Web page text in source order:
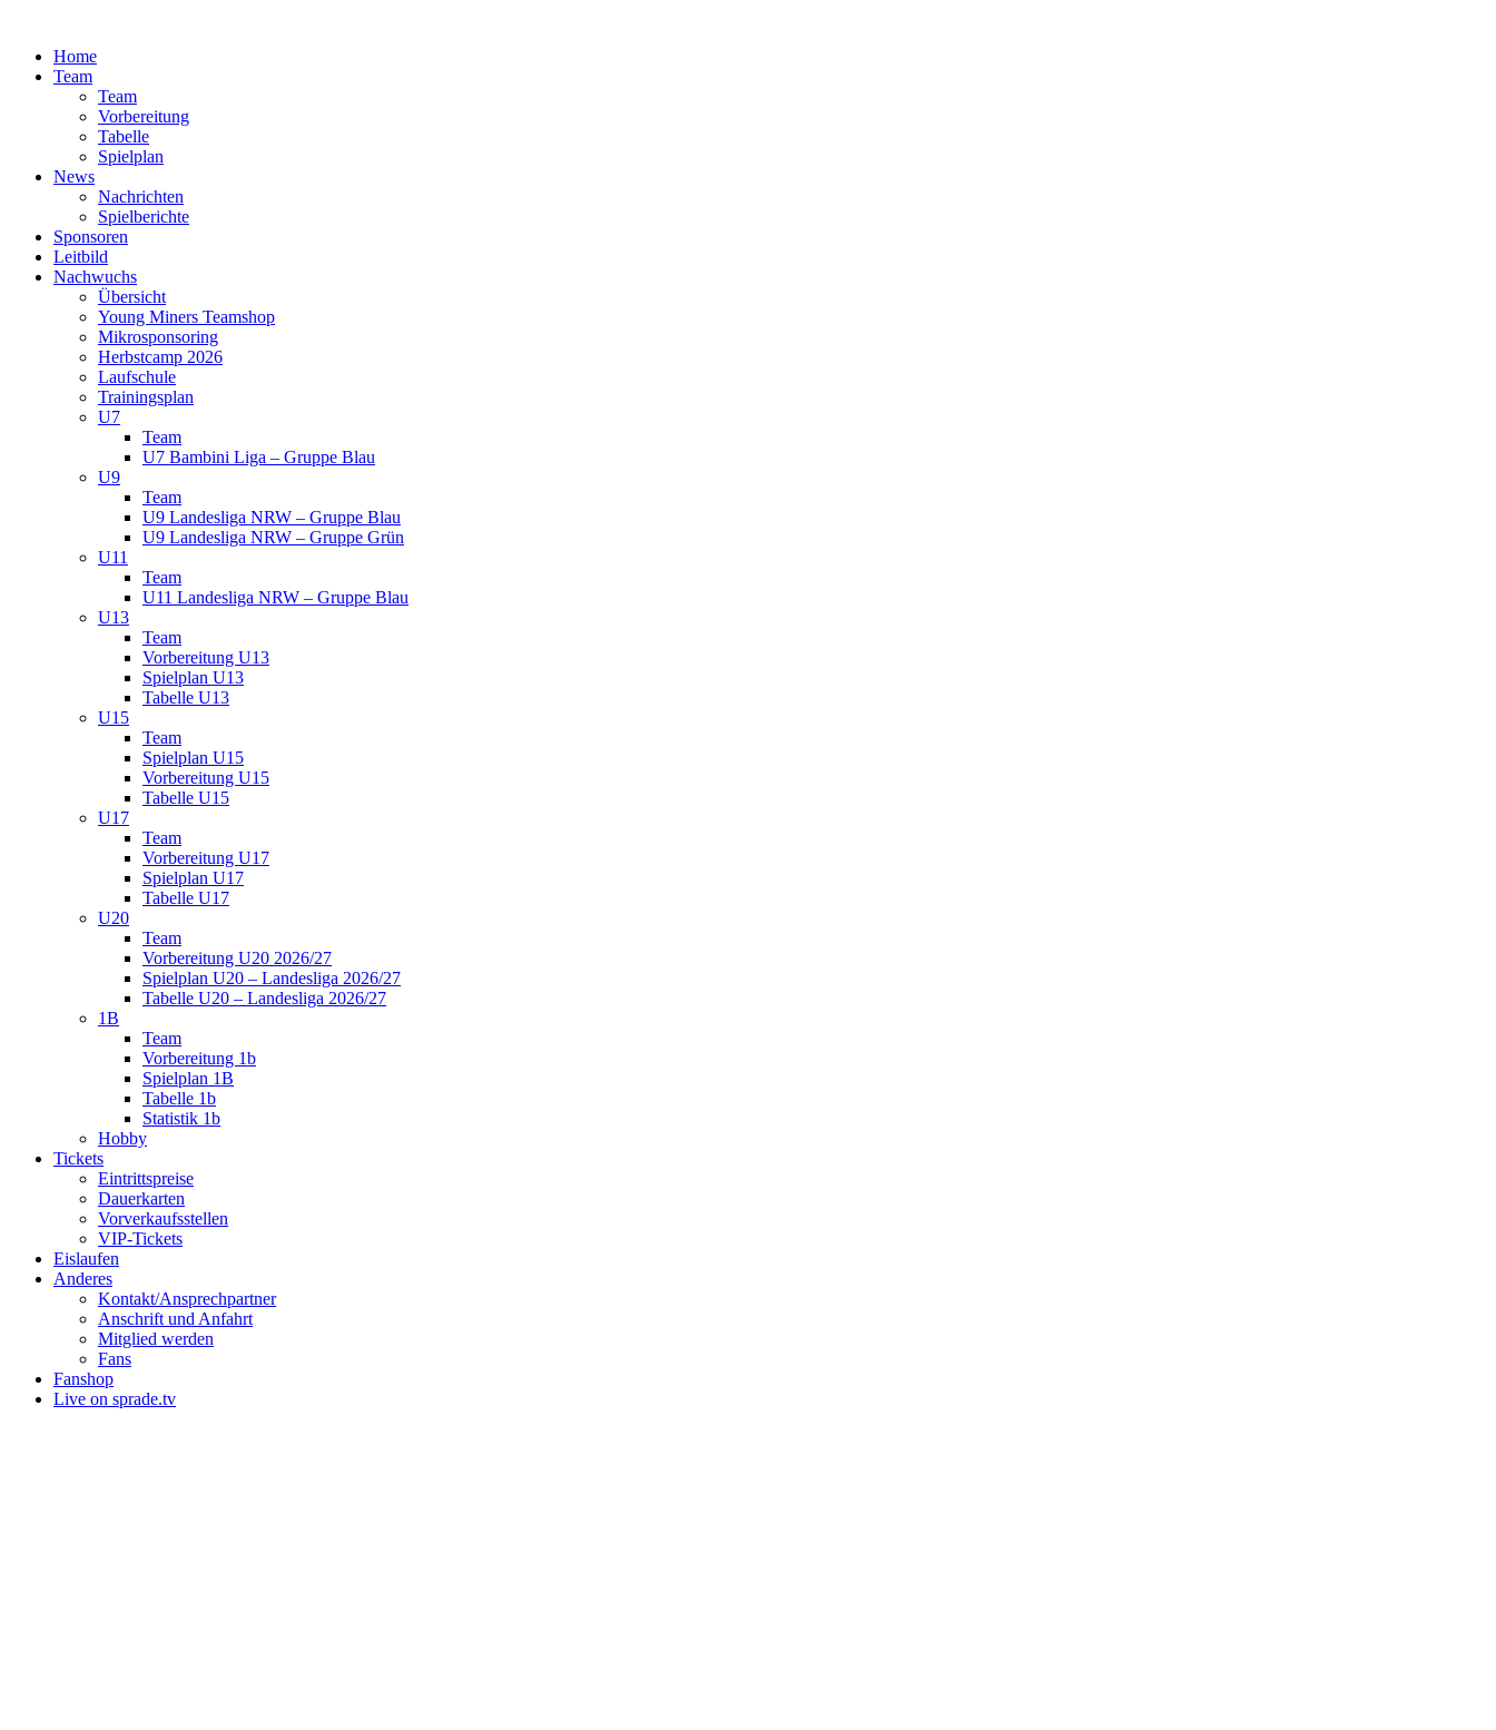
springenHome
Team
Team
Vorbereitung
Tabelle
Spielplan
News
Nachrichten
Spielberichte
Sponsoren
Leitbild
Nachwuchs
Übersicht
Young Miners Teamshop
Mikrosponsoring
Herbstcamp 2026
Laufschule
Trainingsplan
U7
Team
U7 Bambini Liga – Gruppe Blau
U9
Team
U9 Landesliga NRW – Gruppe Blau
U9 Landesliga NRW – Gruppe Grün
U11
Team
U11 Landesliga NRW – Gruppe Blau
U13
Team
Vorbereitung U13
Spielplan U13
Tabelle U13
U15
Team
Spielplan U15
Vorbereitung U15
Tabelle U15
U17
Team
Vorbereitung U17
Spielplan U17
Tabelle U17
U20
Team
Vorbereitung U20 2026/27
Spielplan U20 – Landesliga 2026/27
Tabelle U20 – Landesliga 2026/27
1B
Team
Vorbereitung 1b
Spielplan 1B
Tabelle 1b
Statistik 1b
Hobby
Tickets
Eintrittspreise
Dauerkarten
Vorverkaufsstellen
VIP-Tickets
Eislaufen
Anderes
Kontakt/Ansprechpartner
Anschrift und Anfahrt
Mitglied werden
Fans
Fanshop
Live on sprade.tv